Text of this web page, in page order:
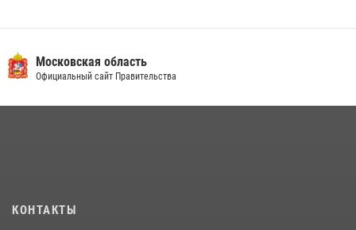
беспилотников в ДНР
22 июля 2026, 14:27
18 июля 2026, 07:03
Московская область
Официальный сайт Правительства
КОНТАКТЫ